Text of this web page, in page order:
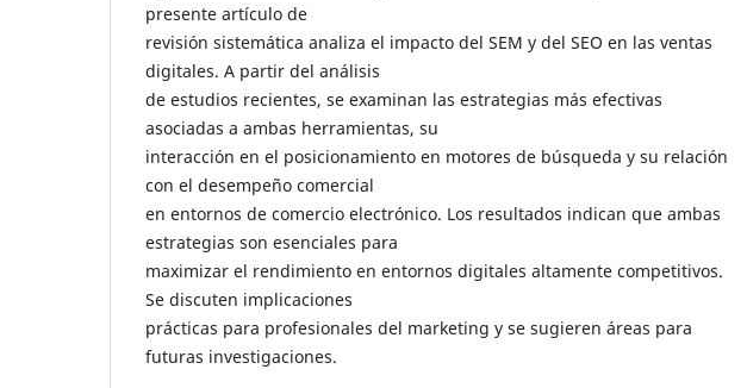
presente artículo de
revisión sistemática analiza el impacto del SEM y del SEO en las ventas
digitales. A partir del análisis
de estudios recientes, se examinan las estrategias más efectivas
asociadas a ambas herramientas, su
interacción en el posicionamiento en motores de búsqueda y su relación
con el desempeño comercial
en entornos de comercio electrónico. Los resultados indican que ambas
estrategias son esenciales para
maximizar el rendimiento en entornos digitales altamente competitivos.
Se discuten implicaciones
prácticas para profesionales del marketing y se sugieren áreas para
futuras investigaciones.